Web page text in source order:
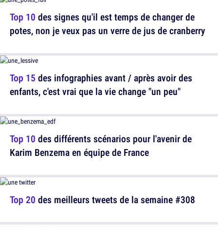
Top 15 des infographies avant / après avoir des
enfants, c'est vrai que la vie change "un peu"
Top 20 des meilleurs tweets de la semaine #308
Top 10 des signes qu'il est temps de changer de
potes, non je veux pas un verre de jus de cranberry
Top 10 des différents scénarios pour l'avenir de
Karim Benzema en équipe de France